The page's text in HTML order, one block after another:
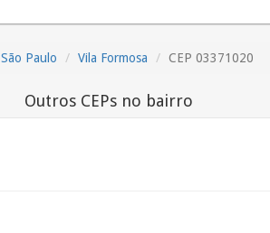
São Paulo Vila Formosa CEP 03371020
Outros CEPs no bairro